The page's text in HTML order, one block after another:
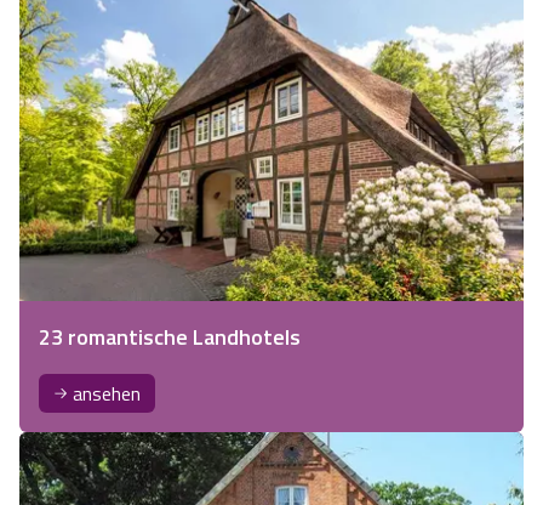
23 romantische Landhotels
ansehen